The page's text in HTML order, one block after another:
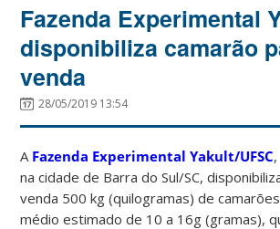
Fazenda Experimental
disponibiliza camarão
venda
28/05/2019 13:54
A Fazenda Experimental Yakult/UFSC
na cidade de Barra do Sul/SC,
venda 500 kg (quilogramas) de
médio estimado de 10 a 16g (gramas),